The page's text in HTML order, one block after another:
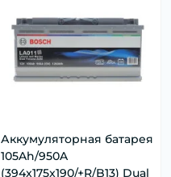
Аккумуляторная батарея
105Ah/950A
(394x175x190/+R/B13) Dual